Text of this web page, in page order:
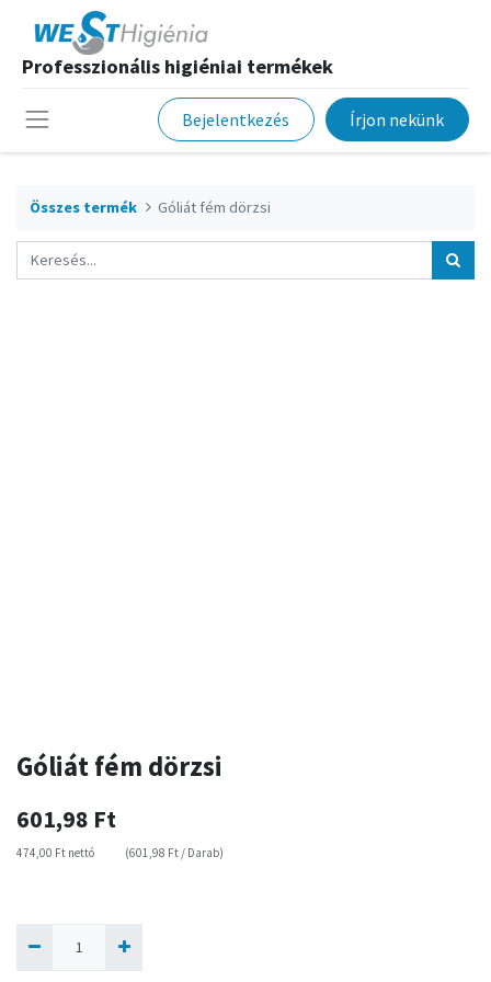
Professzionális higiéniai termékek
Bejelentkezés Írjon nekünk
Összes termék Góliát fém dörzsi
Góliát fém dörzsi
601,98 Ft
474,00 Ft nettó (601,98 Ft / Darab)